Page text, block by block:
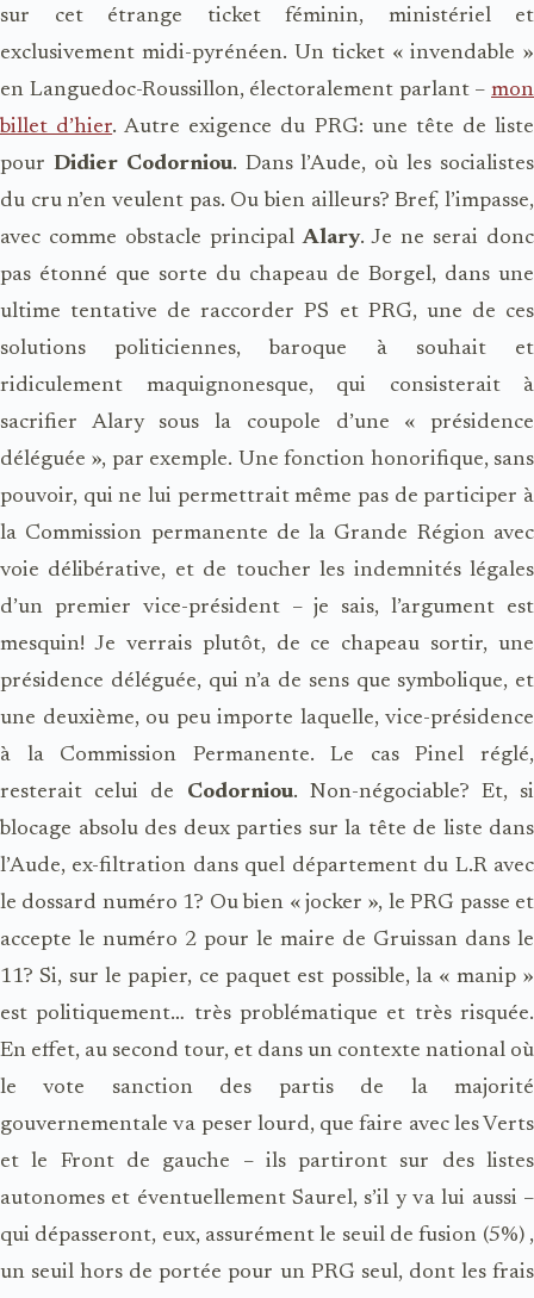
sur cet étrange ticket féminin, ministériel et
exclusivement midi-pyrénéen. Un ticket « invendable »
en Languedoc-Roussillon, électoralement parlant – mon
billet d’hier. Autre exigence du PRG: une tête de liste
pour Didier Codorniou. Dans l’Aude, où les socialistes
du cru n’en veulent pas. Ou bien ailleurs? Bref, l’impasse,
avec comme obstacle principalAlary. Je ne serai donc
pas étonné que sorte du chapeau de Borgel, dans une
ultime tentative de raccorder PS et PRG, une de ces
solutions politiciennes, baroque à souhait et
ridiculement maquignonesque, qui consisterait à
sacrifier Alary sous la coupole d’une « présidence
déléguée », par exemple. Une fonction honorifique, sans
pouvoir, qui ne lui permettrait même pas de participer à
la Commission permanente de la Grande Région avec
voie délibérative, et de toucher les indemnités légales
d’un premier vice-président – je sais, l’argument est
mesquin! Je verrais plutôt, de ce chapeau sortir, une
présidence déléguée, qui n’a de sens que symbolique, et
une deuxième, ou peu importe laquelle, vice-présidence
à la Commission Permanente. Le cas Pinel réglé,
resterait celui de Codorniou. Non-négociable? Et, si
blocage absolu des deux parties sur la tête de liste dans
l’Aude, ex-filtration dans quel département du L.R avec
le dossard numéro 1? Ou bien « jocker », le PRG passe et
accepte le numéro 2 pour le maire de Gruissan dans le
11? Si, sur le papier, ce paquet est possible, la « manip »
est politiquement… très problématique et très risquée.
En effet, au second tour, et dans un contexte national où
le vote sanction des partis de la majorité
gouvernementale va peser lourd, que faire avec les Verts
et le Front de gauche – ils partiront sur des listes
autonomes et éventuellement Saurel, s’il y va lui aussi –
qui dépasseront, eux, assurément le seuil de fusion (5%) ,
un seuil hors de portée pour un PRG seul, dont les frais